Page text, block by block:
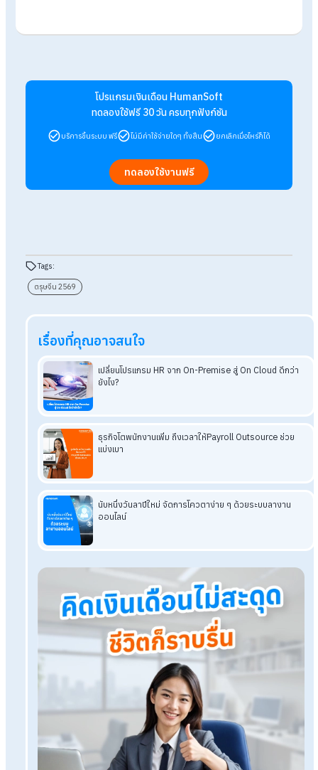
แตกแยก หากทำแตกโดยไม่ตั้งใจ ให้แก้เคล็ดด้วยคำว่า "luo
จึงถือเป็นการลบหลู่ท่าน
ห้ามกินโจ๊กในตอนเช้า :สมัยก่อนโจ๊กคืออาหารคนจน การกิ
โจ๊กในเช้าวันตรุษจีนจึงเหมือนการขัดขวางความรวย
ห้ามให้ยืมเงิน :ใครที่ให้ยืมเงินในวันนี้ จะมีคนมาขอยืมตลอด
และควรเคลียร์หนี้สินให้จบก่อนวันตรุษจีนด้วย
ตรุษจีน 2569 เป็นช่วงเวลาแห่งการเริ่มต้นใหม่ที่สำคัญ โดยมีวันจ่
ตรงกับวันเสาร์ที่ 15 กุมภาพันธ์ วันไหว้ตรงกับวันอาทิตย์ที่ 16
กุมภาพันธ์ การเตรียมของไหว้ให้ครบ ปฏิบัติตามลำดับพิธีอย่างถูก
ต้อง รวมถึงยึดถือข้อควรทำและข้อห้ามตามความเชื่อ จะช่วยเสริม
มงคล ความมั่งคั่ง และความราบรื่นให้กับชีวิตตลอดปีใหม่จีนนี้
อ่านบทความที่เกี่ยวข้องเพิ่มเติม
ตรุษจีน2568 ประวัติความเป็นมาและความสำคัญวันจ่าย-ไหว้-
เที่ยว
รวมของไหว้ตรุษจีนเสริมสิริมงคล พร้อมวิธีแก้ปีชง 2568
ปีชง 2569 มีปีนักษัตรอะไรบ้าง? ต้องแก้ชงยังไง แก้ที่ไหน
สายมูห้ามพลาด! 8 เครื่องรางเรียกทรัพย์ ตั้งในร้านเสริมยอด
โปรแกรมเงินเดือน HumanSoft
ทดลองใช้ฟรี 30 วัน ครบทุกฟังก์ชัน
ไม่มีค่าใช้จ่ายใดๆ ทั้งสิ้น
ทดลองใช้งานฟรี